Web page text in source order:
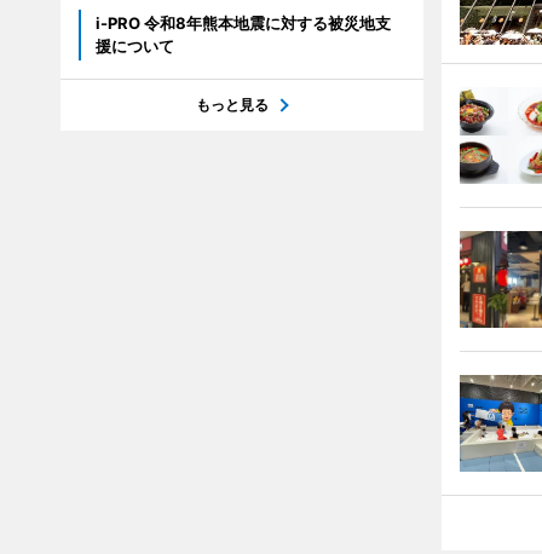
i-PRO 令和8年熊本地震に対する被災地支
援について
もっと見る